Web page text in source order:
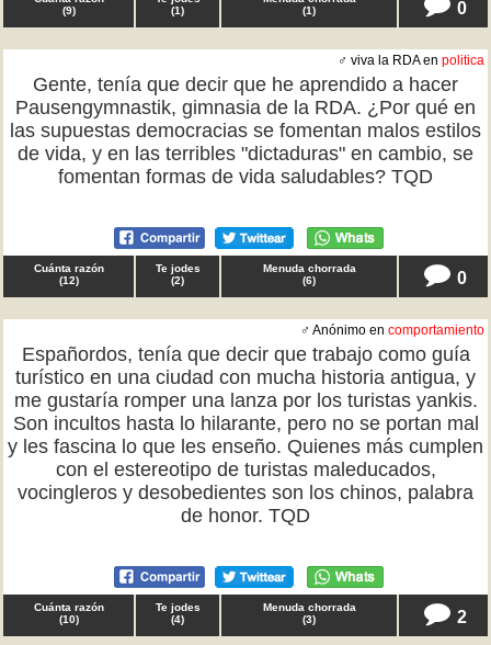
(9)
(1)
(1) 0
♂ viva la RDA en politica
Gente, tenía que decir que he aprendido a hacer
Pausengymnastik, gimnasia de la RDA. ¿Por qué en
las supuestas democracias se fomentan malos estilos
de vida, y en las terribles "dictaduras" en cambio, se
fomentan formas de vida saludables? TQD
Cuánta razón
(12)
Te jodes
(2)
Menuda chorrada
(6) 0
♂ Anónimo en comportamiento
Españordos, tenía que decir que trabajo como guía
turístico en una ciudad con mucha historia antigua, y
me gustaría romper una lanza por los turistas yankis.
Son incultos hasta lo hilarante, pero no se portan mal
y les fascina lo que les enseño. Quienes más cumplen
con el estereotipo de turistas maleducados,
vocingleros y desobedientes son los chinos, palabra
de honor. TQD
Cuánta razón
(10)
Te jodes
(4)
Menuda chorrada
(3) 2